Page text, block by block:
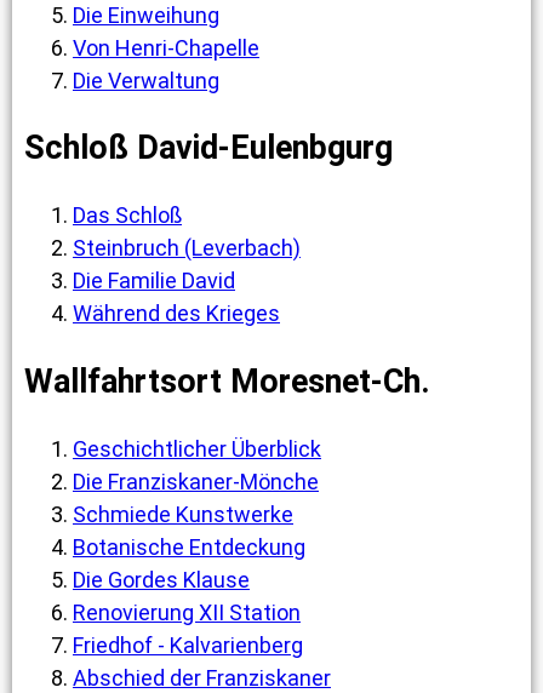
Die Einweihung
Von Henri-Chapelle
Die Verwaltung
Schloß David-Eulenbgurg
Das Schloß
Steinbruch (Leverbach)
Die Familie David
Während des Krieges
Wallfahrtsort Moresnet-Ch.
Geschichtlicher Überblick
Die Franziskaner-Mönche
Schmiede Kunstwerke
Botanische Entdeckung
Die Gordes Klause
Renovierung XII Station
Friedhof - Kalvarienberg
Abschied der Franziskaner